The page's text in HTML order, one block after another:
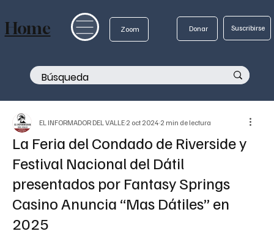
Zoom Donar Suscribirse
Home
La Feria del Condado de Riverside y
Festival Nacional del Dátil
presentados por Fantasy Springs
Casino Anuncia “Mas Dátiles” en
2025
EL INFORMADOR DEL VALLE 2 oct 2024 2 min de lectura